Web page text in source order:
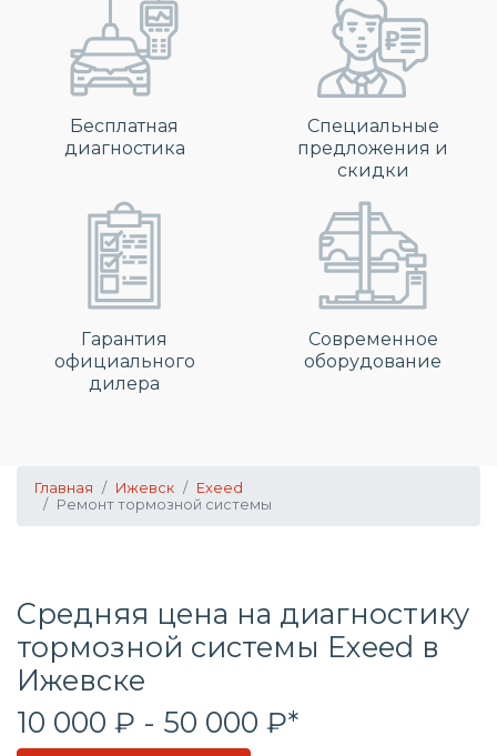
Бесплатная
диагностика
Специальные
предложения и
скидки
Гарантия
официального
дилера
Современное
оборудование
Главная Ижевск
Exeed
Ремонт тормозной системы
Средняя цена на диагностику
тормозной системы Exeed в
Ижевске
10 000 ₽ - 50 000 ₽*